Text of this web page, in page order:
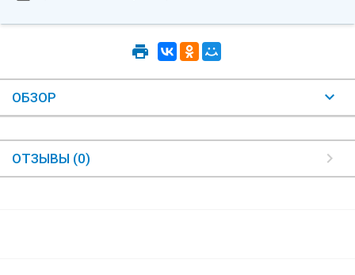
ОБЗОР
ОТЗЫВЫ (0)